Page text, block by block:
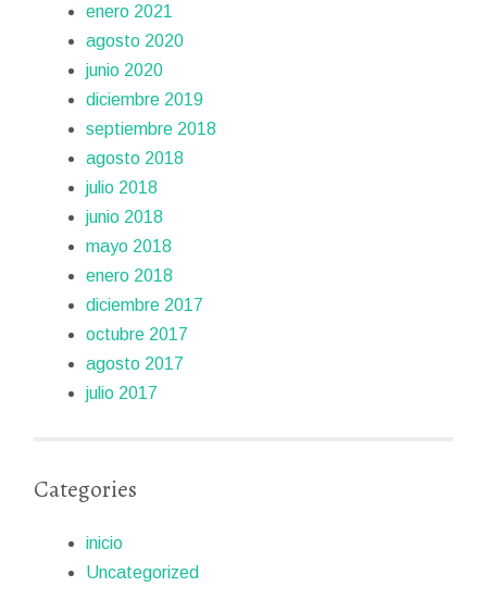
enero 2021
agosto 2020
junio 2020
diciembre 2019
septiembre 2018
agosto 2018
julio 2018
junio 2018
mayo 2018
enero 2018
diciembre 2017
octubre 2017
agosto 2017
julio 2017
Categories
inicio
Uncategorized